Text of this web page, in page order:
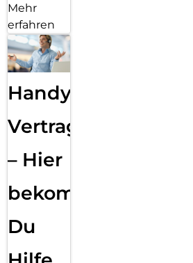
Mehr
erfahren
Handy
Vertragsabwicklung
– Hier
bekommst
Du